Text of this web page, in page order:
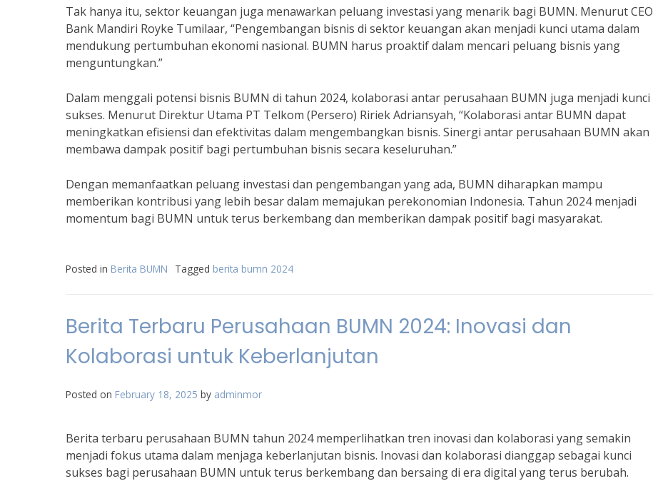
Tak hanya itu, sektor keuangan juga menawarkan peluang investasi yang menarik bagi BUMN. Menurut CEO
Bank Mandiri Royke Tumilaar, “Pengembangan bisnis di sektor keuangan akan menjadi kunci utama dalam
mendukung pertumbuhan ekonomi nasional. BUMN harus proaktif dalam mencari peluang bisnis yang
menguntungkan.”
Dalam menggali potensi bisnis BUMN di tahun 2024, kolaborasi antar perusahaan BUMN juga menjadi kunci
sukses. Menurut Direktur Utama PT Telkom (Persero) Ririek Adriansyah, “Kolaborasi antar BUMN dapat
meningkatkan efisiensi dan efektivitas dalam mengembangkan bisnis. Sinergi antar perusahaan BUMN akan
membawa dampak positif bagi pertumbuhan bisnis secara keseluruhan.”
Dengan memanfaatkan peluang investasi dan pengembangan yang ada, BUMN diharapkan mampu
memberikan kontribusi yang lebih besar dalam memajukan perekonomian Indonesia. Tahun 2024 menjadi
momentum bagi BUMN untuk terus berkembang dan memberikan dampak positif bagi masyarakat.
Posted in Berita BUMN Tagged berita bumn 2024
Berita Terbaru Perusahaan BUMN 2024: Inovasi dan
Kolaborasi untuk Keberlanjutan
Posted on February 18, 2025 by adminmor
Berita terbaru perusahaan BUMN tahun 2024 memperlihatkan tren inovasi dan kolaborasi yang semakin
menjadi fokus utama dalam menjaga keberlanjutan bisnis. Inovasi dan kolaborasi dianggap sebagai kunci
sukses bagi perusahaan BUMN untuk terus berkembang dan bersaing di era digital yang terus berubah.